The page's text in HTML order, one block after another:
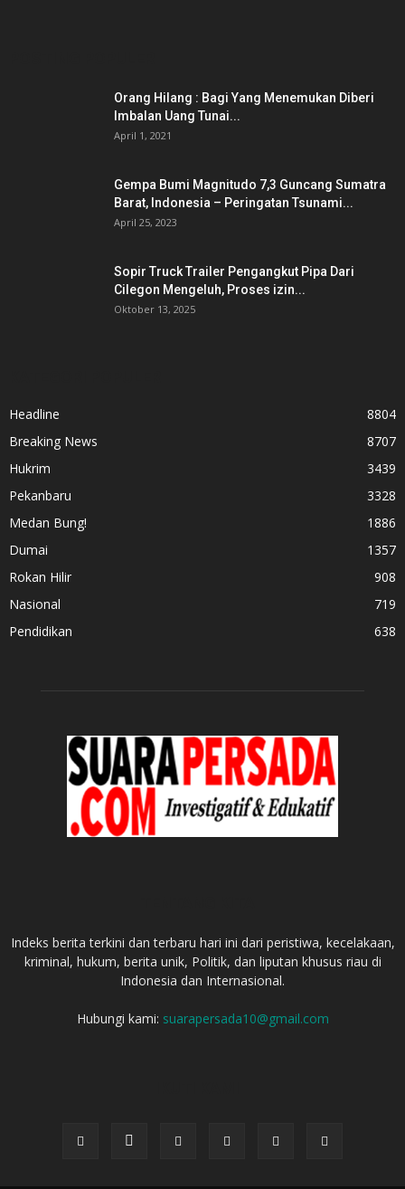
Orang Hilang : Bagi Yang Menemukan Diberi
Imbalan Uang Tunai...
April 1, 2021
Gempa Bumi Magnitudo 7,3 Guncang Sumatra
Barat, Indonesia – Peringatan Tsunami...
April 25, 2023
Sopir Truck Trailer Pengangkut Pipa Dari
Cilegon Mengeluh, Proses izin...
Oktober 13, 2025
Headline
8804
Breaking News
8707
Hukrim
3439
Pekanbaru
3328
Medan Bung!
1886
Dumai
1357
Rokan Hilir
908
Nasional
719
Pendidikan
638
Indeks berita terkini dan terbaru hari ini dari peristiwa, kecelakaan,
kriminal, hukum, berita unik, Politik, dan liputan khusus riau di
Indonesia dan Internasional.
Hubungi kami: suarapersada10@gmail.com